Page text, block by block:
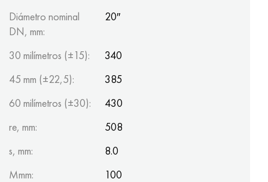
Diámetro nominal
DN, mm:
20″
30 milímetros (±15):
340
45 mm (±22,5):
385
60 milímetros (±30):
430
re, mm:
508
s, mm:
8.0
Mmm:
100